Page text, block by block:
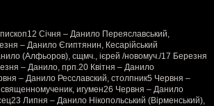
Січня – Данило Переяславський,
– Данило Єгиптянин, Кесарійський
(Алфьоров), сщмч., ієрей /новомуч./17 Березня
– Данило, прп.20 Квітня – Данило
– Данило Ресславский, столпник5 Червня –
игумен26 Червня – Данило
Липня – Данило Нікопольський (Вірменський),